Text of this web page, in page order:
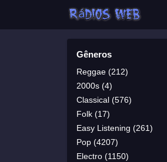
Gêneros
Reggae (212)
2000s (4)
Classical (576)
Folk (17)
Easy Listening (261)
Pop (4207)
Electro (1150)